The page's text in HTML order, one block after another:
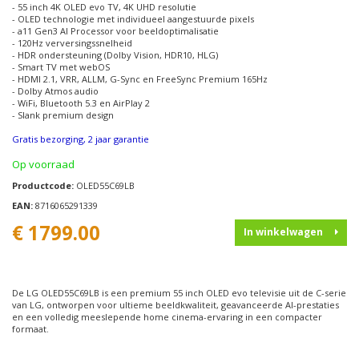
- 55 inch 4K OLED evo TV, 4K UHD resolutie
- OLED technologie met individueel aangestuurde pixels
- a11 Gen3 AI Processor voor beeldoptimalisatie
- 120Hz verversingssnelheid
- HDR ondersteuning (Dolby Vision, HDR10, HLG)
- Smart TV met webOS
- HDMI 2.1, VRR, ALLM, G-Sync en FreeSync Premium 165Hz
- Dolby Atmos audio
- WiFi, Bluetooth 5.3 en AirPlay 2
- Slank premium design
Gratis bezorging, 2 jaar garantie
Op voorraad
Productcode: OLED55C69LB
EAN: 8716065291339
€ 1799.00 In winkelwagen
De LG OLED55C69LB is een premium 55 inch OLED evo televisie uit de C-serie
van LG, ontworpen voor ultieme beeldkwaliteit, geavanceerde AI-prestaties
en een volledig meeslepende home cinema-ervaring in een compacter
formaat.